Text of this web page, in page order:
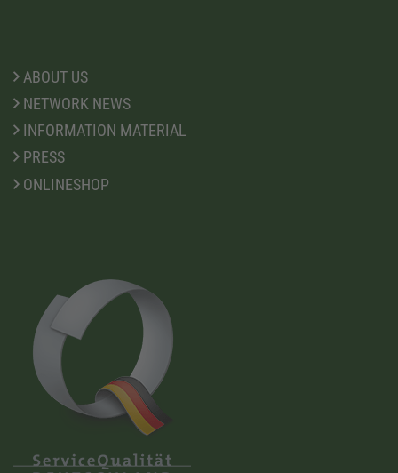
ABOUT US
NETWORK NEWS
INFORMATION MATERIAL
PRESS
ONLINESHOP